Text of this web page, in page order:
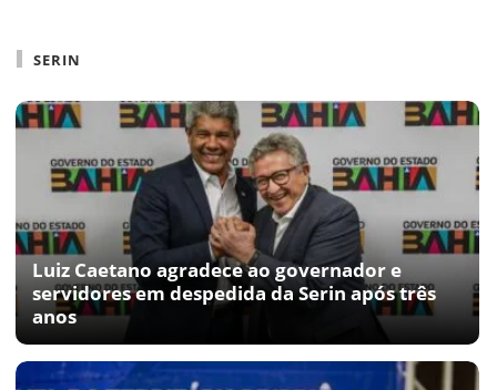
SERIN
Luiz Caetano agradece ao governador e
servidores em despedida da Serin após três
anos